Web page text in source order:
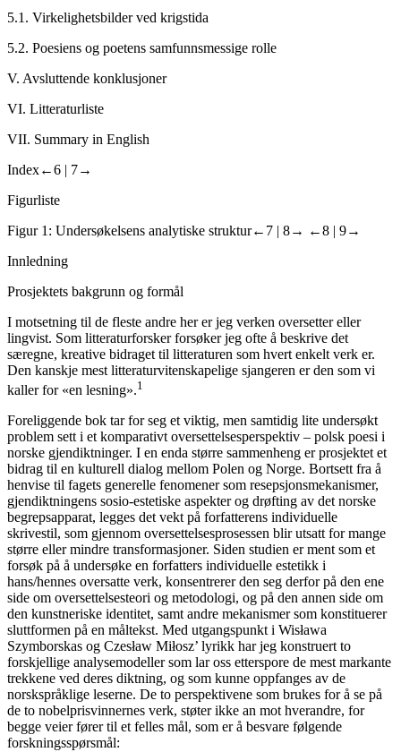
5.1. Virkelighetsbilder ved krigstida
5.2. Poesiens og poetens samfunnsmessige rolle
V. Avsluttende konklusjoner
VI. Litteraturliste
VII. Summary in English
Index←6 | 7→
Figurliste
Figur 1: Undersøkelsens analytiske struktur←7 | 8→ ←8 | 9→
Innledning
Prosjektets bakgrunn og formål
I motsetning til de fleste andre her er jeg verken oversetter eller
lingvist. Som litteraturforsker forsøker jeg ofte å beskrive det
særegne, kreative bidraget til litteraturen som hvert enkelt verk er.
Den kanskje mest litteraturvitenskapelige sjangeren er den som vi
kaller for «en lesning».1
Foreliggende bok tar for seg et viktig, men samtidig lite undersøkt
problem sett i et komparativt oversettelsesperspektiv – polsk poesi i
norske gjendiktninger. I en enda større sammenheng er prosjektet et
bidrag til en kulturell dialog mellom Polen og Norge. Bortsett fra å
henvise til fagets generelle fenomener som resepsjonsmekanismer,
gjendiktningens sosio-estetiske aspekter og drøfting av det norske
begrepsapparat, legges det vekt på forfatterens individuelle
skrivestil, som gjennom oversettelsesprosessen blir utsatt for mange
større eller mindre transformasjoner. Siden studien er ment som et
forsøk på å undersøke en forfatters individuelle estetikk i
hans/hennes oversatte verk, konsentrerer den seg derfor på den ene
side om oversettelsesteori og metodologi, og på den annen side om
den kunstneriske identitet, samt andre mekanismer som konstituerer
sluttformen på en måltekst. Med utgangspunkt i Wisława
Szymborskas og Czesław Miłosz’ lyrikk har jeg konstruert to
forskjellige analysemodeller som lar oss etterspore de mest markante
trekkene ved deres diktning, og som kunne oppfanges av de
norskspråklige leserne. De to perspektivene som brukes for å se på
de to nobelprisvinnernes verk, støter ikke an mot hverandre, for
begge veier fører til et felles mål, som er å besvare følgende
forskningsspørsmål: